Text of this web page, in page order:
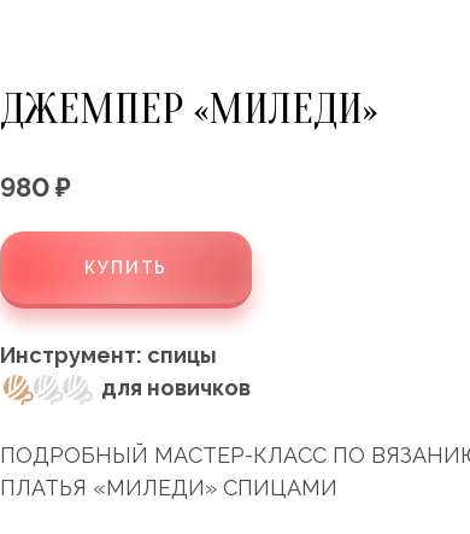
ДЖЕМПЕР «МИЛЕДИ»
980 ₽
КУПИТЬ
Инструмент: спицы
для новичков
ПОДРОБНЫЙ МАСТЕР-КЛАСС ПО
ПЛАТЬЯ «МИЛЕДИ» СПИЦАМИ